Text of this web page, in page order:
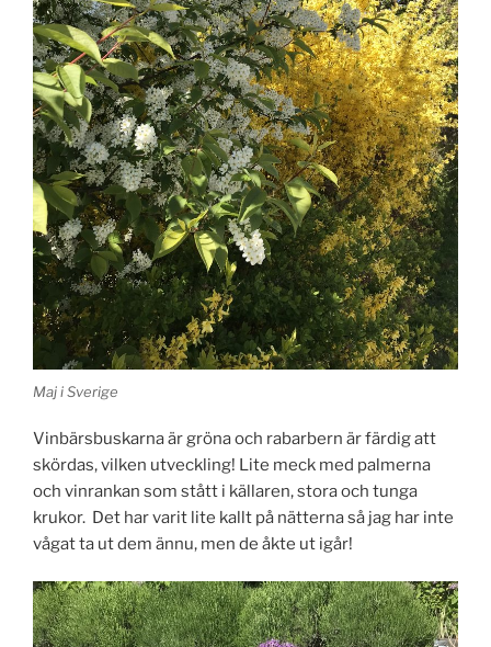
Maj i Sverige
Vinbärsbuskarna är gröna och rabarbern är färdig att
skördas, vilken utveckling! Lite meck med palmerna
och vinrankan som stått i källaren, stora och tunga
krukor. Det har varit lite kallt på nätterna så jag har inte
vågat ta ut dem ännu, men de åkte ut igår!